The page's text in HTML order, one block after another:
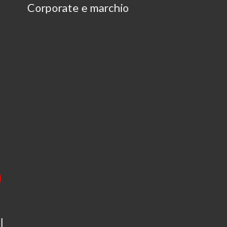
Corporate e marchio